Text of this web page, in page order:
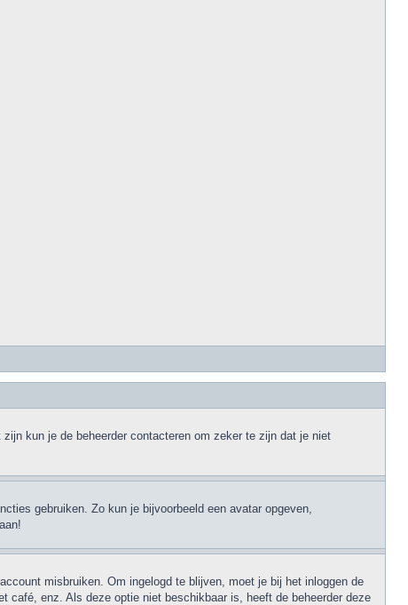
kun je de beheerder contacteren om zeker te zijn dat je niet
gebruiken. Zo kun je bijvoorbeeld een avatar opgeven,
misbruiken. Om ingelogd te blijven, moet je bij het inloggen de
café, enz. Als deze optie niet beschikbaar is, heeft de beheerder deze